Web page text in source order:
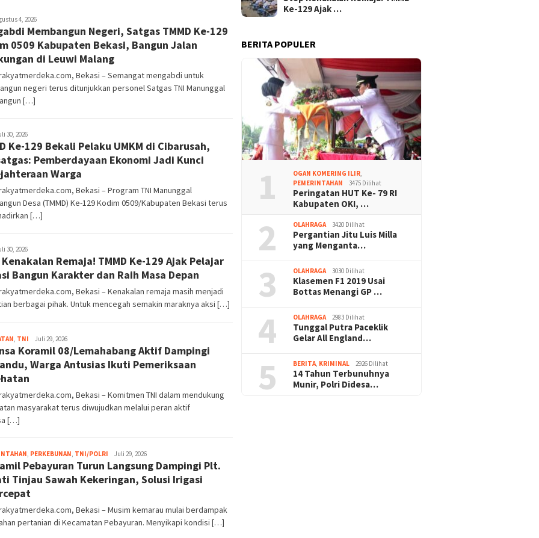
4, 2026
Membangun Negeri, Satgas TMMD Ke-129
0509 Kabupaten Bekasi, Bangun Jalan
di Leuwi Malang
Bekasi – Semangat mengabdi untuk
negeri terus ditunjukkan personel Satgas TNI Manunggal
[…]
30, 2026
Ke-129 Bekali Pelaku UMKM di Cibarusah,
Pemberdayaan Ekonomi Jadi Kunci
Warga
Bekasi – Program TNI Manunggal
Desa (TMMD) Ke-129 Kodim 0509/Kabupaten Bekasi terus
[…]
30, 2026
Remaja! TMMD Ke-129 Ajak Pelajar
Bangun Karakter dan Raih Masa Depan
Bekasi – Kenakalan remaja masih menjadi
berbagai pihak. Untuk mencegah semakin maraknya aksi […]
, TNI Merdeka17
Juli 29, 2026
Koramil 08/Lemahabang Aktif Dampingi
Warga Antusias Ikuti Pemeriksaan
Bekasi – Komitmen TNI dalam mendukung
masyarakat terus diwujudkan melalui peran aktif
[…]
, PERKEBUNAN, TNI/POLRI Merdeka17
Juli 29, 2026
Pebayuran Turun Langsung Dampingi Plt.
Tinjau Sawah Kekeringan, Solusi Irigasi
Bekasi – Musim kemarau mulai berdampak
pertanian di Kecamatan Pebayuran. Menyikapi kondisi […]
Ke-129 Ajak …
BERITA POPULER
1 OGAN KOMERING ILIR,
PEMERINTAHAN
3475 Dilihat
Peringatan HUT Ke- 79 RI
Kabupaten OKI, …
2 OLAHRAGA 3420 Dilihat
Pergantian Jitu Luis Milla
yang Menganta…
3 OLAHRAGA 3030 Dilihat
Klasemen F1 2019 Usai
Bottas Menangi GP …
4 OLAHRAGA 2983 Dilihat
Tunggal Putra Paceklik
Gelar All England…
5 BERITA, KRIMINAL 2926 Dilihat
14 Tahun Terbunuhnya
Munir, Polri Didesa…